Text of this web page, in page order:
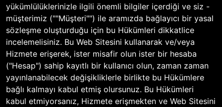
yükümlülüklerinizle ilgili önemli bilgiler içerdiği ve siz -
müşterimiz (""Müşteri"") ile aramızda bağlayıcı bir yasal
sözleşme oluşturduğu için bu Hükümleri dikkatlice
incelemelisiniz. Bu Web Sitesini kullanarak ve/veya
Hizmete erişerek, ister misafir olun ister bir hesaba
("Hesap") sahip kayıtlı bir kullanıcı olun, zaman zaman
yayınlanabilecek değişikliklerle birlikte bu Hükümlere
bağlı kalmayı kabul etmiş olursunuz. Bu Hükümleri
kabul etmiyorsanız, Hizmete erişmekten ve Web Sitesini